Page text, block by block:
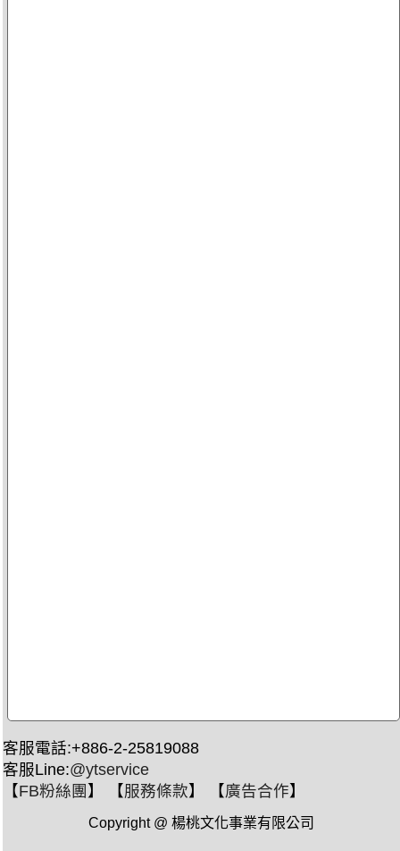
客服電話:+886-2-25819088
客服Line:@ytservice
【FB粉絲團 】 【服務條款】 【廣告合作】
Copyright @ 楊桃文化事業有限公司